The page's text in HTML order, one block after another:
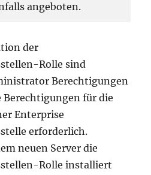
angeboten.
der
Rolle sind
Berechtigungen
Berechtigungen für die
Enterprise
erforderlich.
neuen Server die
Rolle installiert